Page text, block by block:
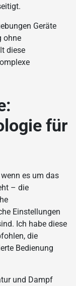
Geräte
ohne
diese
für
es um das
– die
Einstellungen
Ich habe diese
die
Bedienung
und Dampf